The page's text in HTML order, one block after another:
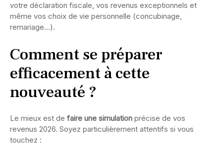
votre déclaration fiscale, vos revenus exceptionnels et
même vos choix de vie personnelle (concubinage,
remariage…).
Comment se préparer
efficacement à cette
nouveauté ?
Le mieux est de faire une simulation précise de vos
revenus 2026. Soyez particulièrement attentifs si vous
touchez :